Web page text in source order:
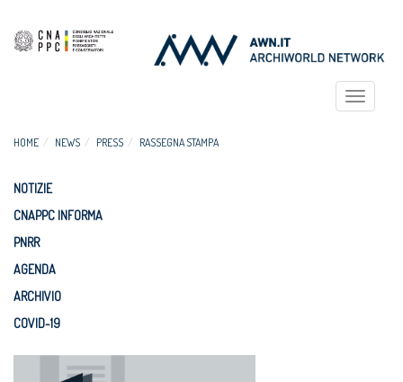
Toggle
HOME NEWS PRESS RASSEGNA STAMPA
NOTIZIE
CNAPPC INFORMA
PNRR
AGENDA
ARCHIVIO
COVID-19